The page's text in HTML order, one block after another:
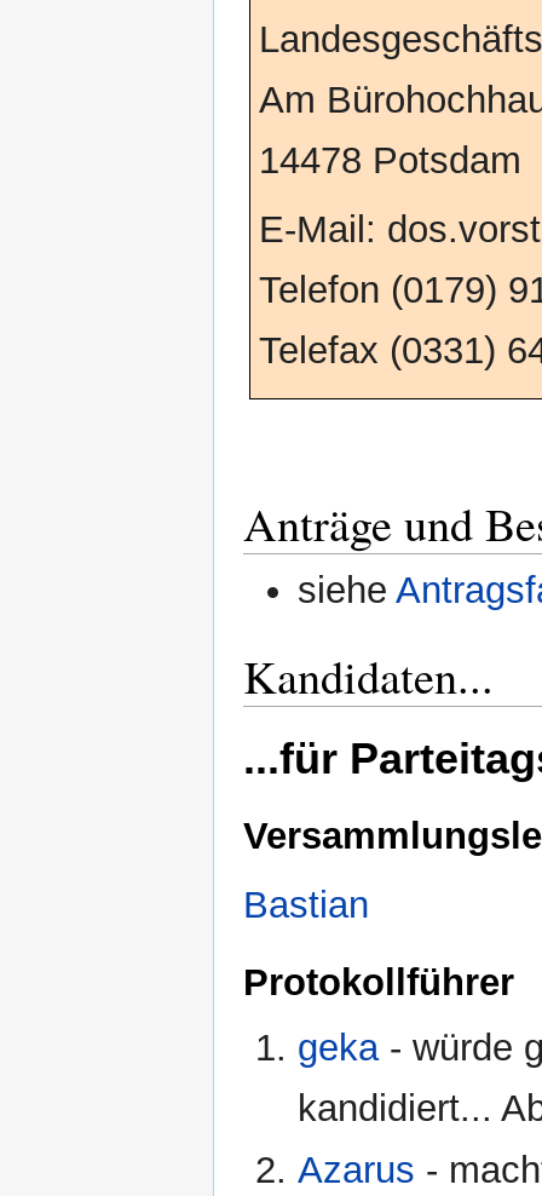
Am
14478 Potsdam
E-Mail:
Telefon (0179)
Telefax (0331)
Anträge und
siehe
Kandidaten...
...für
Bastian
Protokollführer
geka- würde
kandidiert...
Azarus -